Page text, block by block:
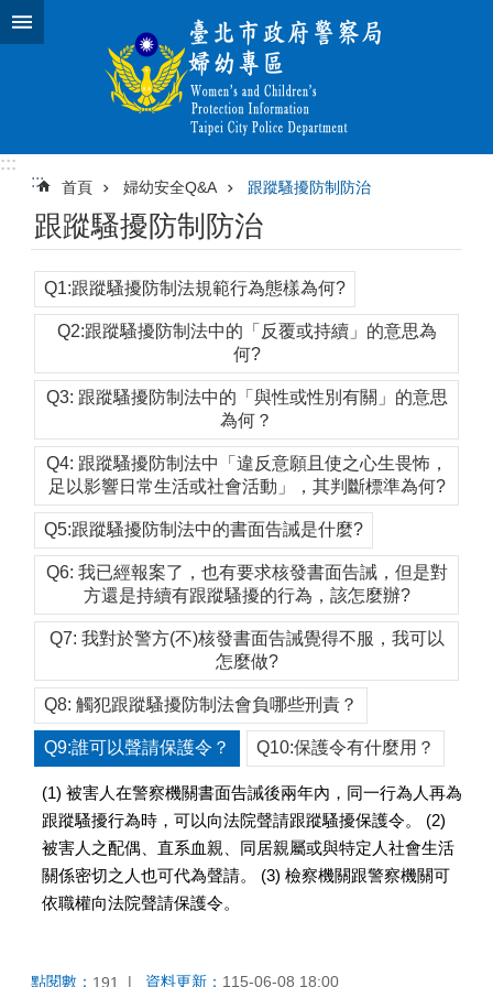
跳到主要內容區塊
:::
:::
首頁 婦幼安全Q&A 跟蹤騷擾防制防治
跟蹤騷擾防制防治
Q1:跟蹤騷擾防制法規範行為態樣為何?
Q2:跟蹤騷擾防制法中的「反覆或持續」的意思為
何?
Q3: 跟蹤騷擾防制法中的「與性或性別有關」的意思
為何？
Q4: 跟蹤騷擾防制法中「違反意願且使之心生畏怖，
足以影響日常生活或社會活動」，其判斷標準為何?
Q5:跟蹤騷擾防制法中的書面告誡是什麼?
Q6: 我已經報案了，也有要求核發書面告誡，但是對
方還是持續有跟蹤騷擾的行為，該怎麼辦?
Q7: 我對於警方(不)核發書面告誡覺得不服，我可以
怎麼做?
Q8: 觸犯跟蹤騷擾防制法會負哪些刑責？
Q9:誰可以聲請保護令？ Q10:保護令有什麼用？
(1) 被害人在警察機關書面告誡後兩年內，同一行為人再為
跟蹤騷擾行為時，可以向法院聲請跟蹤騷擾保護令。 (2)
被害人之配偶、直系血親、同居親屬或與特定人社會生活
關係密切之人也可代為聲請。 (3) 檢察機關跟警察機關可
依職權向法院聲請保護令。
點閱數： 191 資料更新： 115-06-08 18:00